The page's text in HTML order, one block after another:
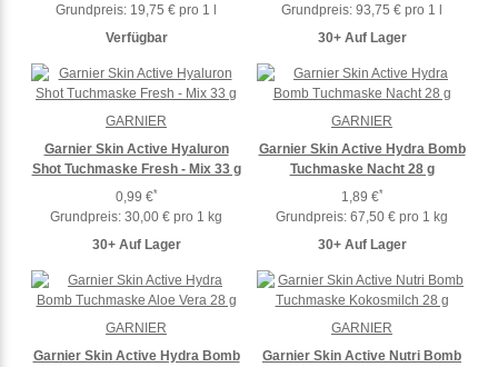
Grundpreis: 19,75 € pro 1 l
Verfügbar
Grundpreis: 93,75 € pro 1 l
30+ Auf Lager
Garnier Skin Active Hyaluron
Shot Tuchmaske Fresh - Mix 33 g
0,99 €*
Grundpreis: 30,00 € pro 1 kg
30+ Auf Lager
GARNIER
Garnier Skin Active Hydra Bomb
Tuchmaske Nacht 28 g
1,89 €*
Grundpreis: 67,50 € pro 1 kg
30+ Auf Lager
GARNIER
Garnier Skin Active Hydra Bomb
GARNIER
Garnier Skin Active Nutri Bomb
GARNIER